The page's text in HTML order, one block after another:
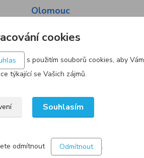
Olomouc
cookies
s použitím souborů cookies, aby
týkající se Vašich zájmů.
Souhlasím
odmítnout Odmítnout .